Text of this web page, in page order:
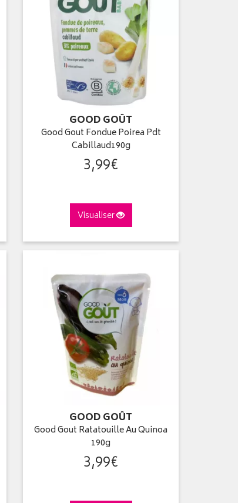
GOOD GOÛT
Good Gout Fondue Poirea Pdt
Cabillaud190g
3,99€
Visualiser
GOOD GOÛT
Good Gout Ratatouille Au Quinoa
190g
3,99€